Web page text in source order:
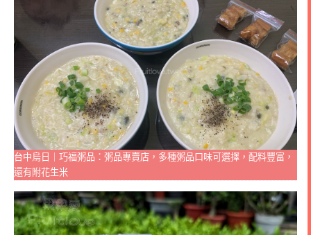
台中烏日｜巧福粥品：粥品專賣店，多種粥品口味可選擇，配料豐富，
還有附花生米